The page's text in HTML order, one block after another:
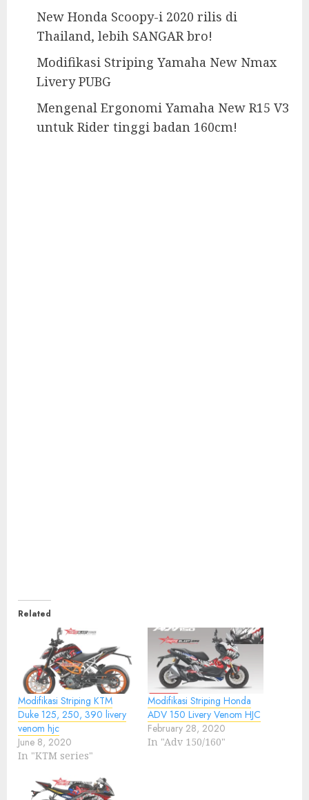
New Honda Scoopy-i 2020 rilis di
Thailand, lebih SANGAR bro!
Modifikasi Striping Yamaha New Nmax
Livery PUBG
Mengenal Ergonomi Yamaha New R15 V3
untuk Rider tinggi badan 160cm!
Related
Modifikasi Striping KTM
Duke 125, 250, 390 livery
venom hjc
June 8, 2020
In "KTM series"
Modifikasi Striping Honda
ADV 150 Livery Venom HJC
February 28, 2020
In "Adv 150/160"